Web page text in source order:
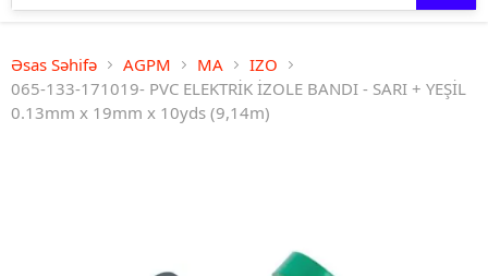
Əsas Səhifə AGPM MA
IZO
065-133-171019- PVC ELEKTRİK İZOLE BANDI - SARI + YEŞİL
0.13mm x 19mm x 10yds (9,14m)